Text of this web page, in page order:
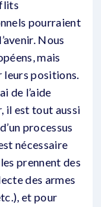
pourraient
Nous
mais
leurs positions.
de l’aide
il est tout aussi
processus
nécessaire
prennent des
des armes
et pour